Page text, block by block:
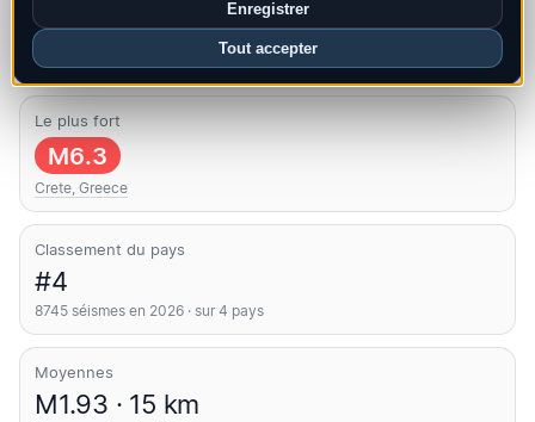
Enregistrer
Tout accepter
602
Dernier UTC : 2026-08-08 03:50:53
Le plus fort
M6.3
Crete, Greece
Classement du pays
#4
8745 séismes en 2026 · sur 4 pays
Moyennes
M1.93 · 15 km